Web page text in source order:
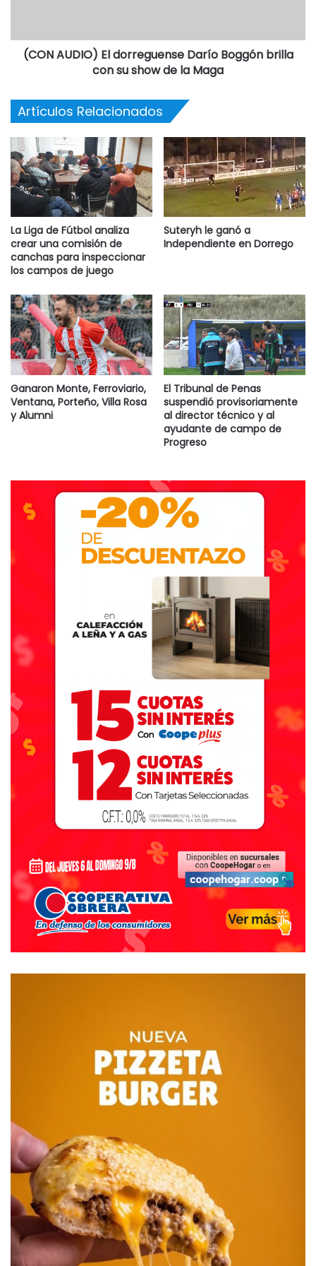
– SAPO: SUSANA BUDUBA OBTUVO 600 PUNTOS EN EL
PRIMER DIA QUE SE ACUMULAN PARA EL TOTAL
– TEJO: ORLANDO GEREZ Y MANUEL ARANDA GANARON
EL PRIMER PARTIDO 15 – 11 A LOMAS DE ZAMORA. LE
RESTAN DOS PARTIDOS MAS
– TENIS DE MESA:
· FEMENINO: DORREGO (MARTA PELAIZ) 3 – 9 DE JULIO 1
· MASCULINO: DORREGO (LY HUOK) 0 – JUNIN 3
FUENTE Y FOTO: PRENSA MCD
(CON AUDIO) El dorreguense Darío Boggón brilla
con su show de la Maga
Artículos Relacionados
La Liga de Fútbol analiza
crear una comisión de
canchas para inspeccionar
los campos de juego
Suteryh le ganó a
Independiente en Dorrego
Ganaron Monte, Ferroviario,
Ventana, Porteño, Villa Rosa
y Alumni
El Tribunal de Penas
suspendió provisoriamente
al director técnico y al
ayudante de campo de
Progreso